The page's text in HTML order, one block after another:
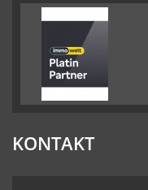
KONTAKT